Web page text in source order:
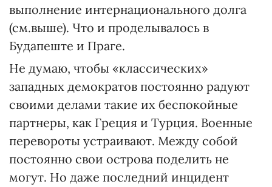
выполнение интернационального долга
(см.выше). Что и проделывалось в
Будапеште и Праге.
Не думаю, чтобы «классических»
западных демократов постоянно радуют
своими делами такие их беспокойные
партнеры, как Греция и Турция. Военные
перевороты устраивают. Между собой
постоянно свои острова поделить не
могут. Но даже последний инцидент